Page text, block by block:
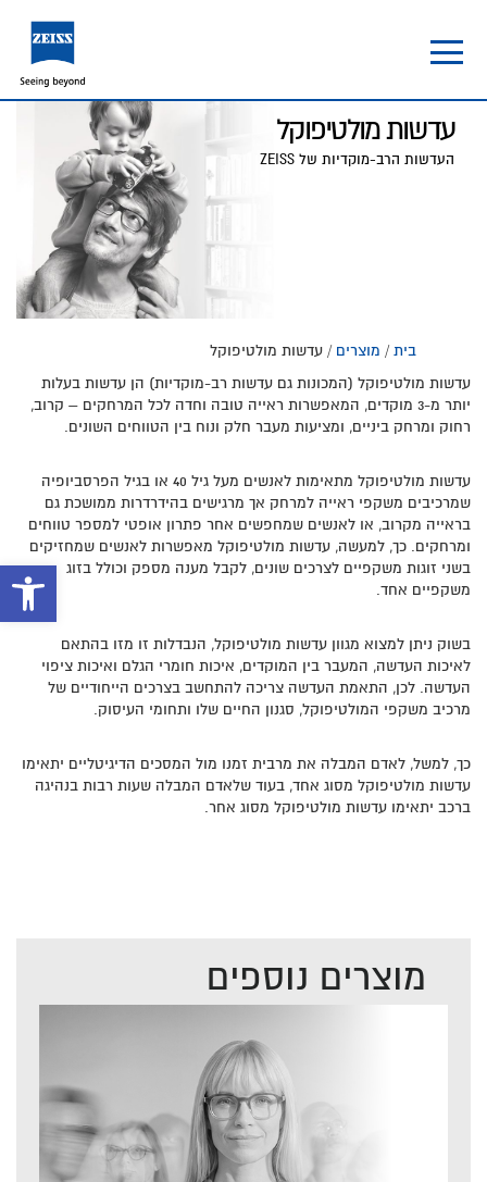
פתח
main
footer
עדשות מולטיפוקל
העדשות הרב-מוקדיות של ZEISS
בית / מוצרים / עדשות מולטיפוקל
עדשות מולטיפוקל (המכונות גם עדשות רב-מוקדיות) הן עדשות בעלות
יותר מ-3 מוקדים, המאפשרות ראייה טובה וחדה לכל המרחקים – קרוב,
רחוק ומרחק ביניים, ומציעות מעבר חלק ונוח בין הטווחים השונים.
עדשות מולטיפוקל מתאימות לאנשים מעל גיל 40 או בגיל הפרסביופיה
שמרכיבים משקפי ראייה למרחק אך מרגישים בהידרדרות ממושכת גם
בראייה מקרוב, או לאנשים שמחפשים אחר פתרון אופטי למספר טווחים
ומרחקים. כך, למעשה, עדשות מולטיפוקל מאפשרות לאנשים שמחזיקים
בשני זוגות משקפיים לצרכים שונים, לקבל מענה מספק וכולל בזוג
משקפיים אחד.
בשוק ניתן למצוא מגוון עדשות מולטיפוקל, הנבדלות זו מזו בהתאם
לאיכות העדשה, המעבר בין המוקדים, איכות חומרי הגלם ואיכות ציפוי
העדשה. לכן, התאמת העדשה צריכה להתחשב בצרכים הייחודיים של
מרכיב משקפי המולטיפוקל, סגנון החיים שלו ותחומי העיסוק.
כך, למשל, לאדם המבלה את מרבית זמנו מול המסכים הדיגיטליים יתאימו
עדשות מולטיפוקל מסוג אחד, בעוד שלאדם המבלה שעות רבות בנהיגה
ברכב יתאימו עדשות מולטיפוקל מסוג אחר.
מוצרים נוספים